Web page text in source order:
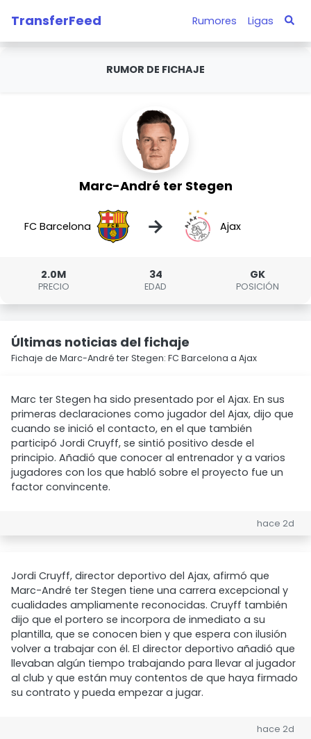
TransferFeed Rumores Ligas
RUMOR DE FICHAJE
Marc-André ter Stegen
FC Barcelona → Ajax
2.0M
PRECIO
34
EDAD
GK
POSICIÓN
Últimas noticias del fichaje
Fichaje de Marc-André ter Stegen: FC Barcelona a Ajax
Marc ter Stegen ha sido presentado por el Ajax. En sus
primeras declaraciones como jugador del Ajax, dijo que
cuando se inició el contacto, en el que también
participó Jordi Cruyff, se sintió positivo desde el
principio. Añadió que conocer al entrenador y a varios
jugadores con los que habló sobre el proyecto fue un
factor convincente.
hace 2d
Jordi Cruyff, director deportivo del Ajax, afirmó que
Marc-André ter Stegen tiene una carrera excepcional y
cualidades ampliamente reconocidas. Cruyff también
dijo que el portero se incorpora de inmediato a su
plantilla, que se conocen bien y que espera con ilusión
volver a trabajar con él. El director deportivo añadió que
llevaban algún tiempo trabajando para llevar al jugador
al club y que están muy contentos de que haya firmado
su contrato y pueda empezar a jugar.
hace 2d